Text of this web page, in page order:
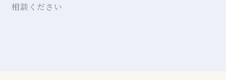
相談ください